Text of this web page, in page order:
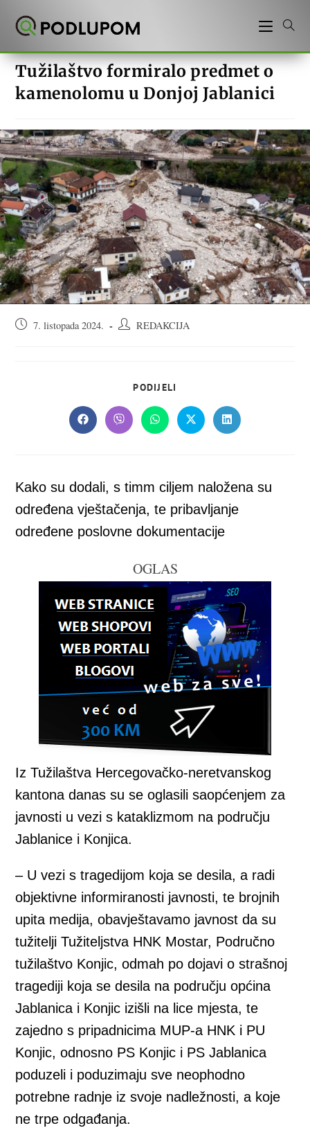
Tužilaštvo formiralo predmet o
kamenolomu u Donjoj Jablanici
Objava7. listopada 2024.
AutorREDAKCIJA
PODIJELI
CONTENT
Opens
in
Opens
in
Opens
in
Opens
in
Opens
in
Kako su dodali, s timm ciljem naložena su
određena vještačenja, te pribavljanje
određene poslovne dokumentacije
OGLAS
Iz Tužilaštva Hercegovačko-neretvanskog
kantona danas su se oglasili saopćenjem za
javnosti u vezi s kataklizmom na području
Jablanice i Konjica.
– U vezi s tragedijom koja se desila, a radi
objektivne informiranosti javnosti, te brojnih
upita medija, obavještavamo javnost da su
tužitelji Tužiteljstva HNK Mostar, Područno
tužilaštvo Konjic, odmah po dojavi o strašnoj
tragediji koja se desila na području općina
Jablanica i Konjic izišli na lice mjesta, te
zajedno s pripadnicima MUP-a HNK i PU
Konjic, odnosno PS Konjic i PS Jablanica
poduzeli i poduzimaju sve neophodno
potrebne radnje iz svoje nadležnosti, a koje
ne trpe odgađanja.